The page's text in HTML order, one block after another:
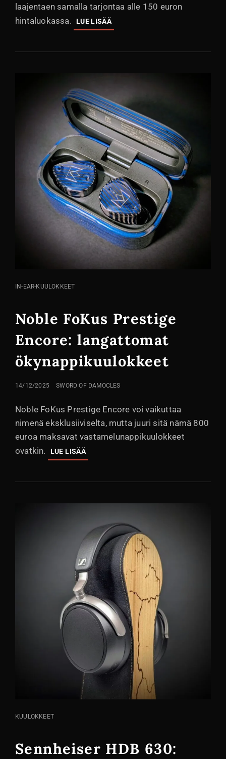
laajentaen samalla tarjontaa alle 150 euron
hintaluokassa.
LUE LISÄÄVALCO
VMK15:
MUILLEKIN
KÖYHILLE
KISSA
IN-EAR-KUULOKKEET
Noble FoKus Prestige
Encore: langattomat
ökynappikuulokkeet
LÄHETETTY
14/12/2025 SWORD OF DAMOCLES
Noble FoKus Prestige Encore voi vaikuttaa
nimenä eksklusiiviselta, mutta juuri sitä nämä 800
euroa maksavat vastamelunappikuulokkeet
ovatkin.
LUE LISÄÄNOBLE
FOKUS
ENCORE:
ÖKYNAPPIKUULOKKEET
KISSA
KUULOKKEET
Sennheiser HDB 630: